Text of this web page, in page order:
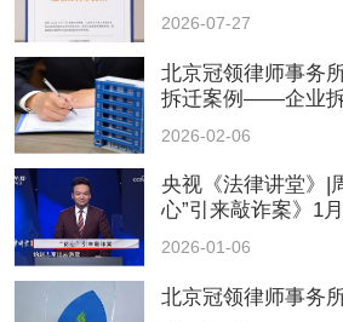
2026-07-27
北京冠领律师事务
拆迁案例——企业
2026-02-06
央视《法律讲堂》|
心”引来敲诈案》1
2026-01-06
北京冠领律师事务